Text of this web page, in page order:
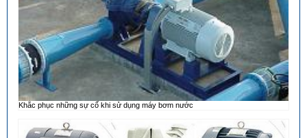
Khắc phục những sự cố khi sử dụng máy bơm nước